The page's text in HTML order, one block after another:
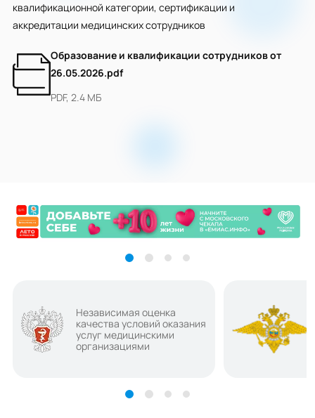
квалификационной категории, сертификации и
аккредитации медицинских сотрудников
Образование и квалификации сотрудников от
26.05.2026.pdf
PDF, 2.4 МБ
Независимая оценка
качества условий оказания
услуг медицинскими
организациями